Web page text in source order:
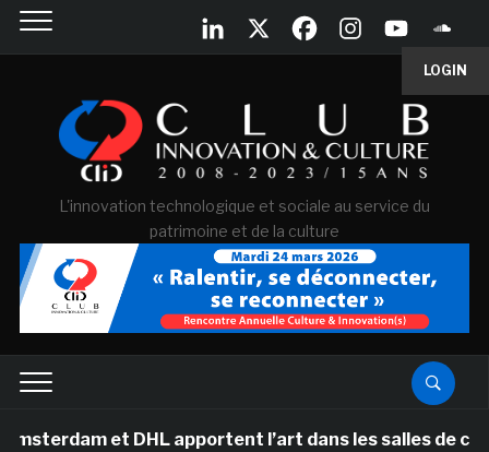
LOGIN
L'innovation technologique et sociale au service du
patrimoine et de la culture
et DHL apportent l’art dans les salles de classe